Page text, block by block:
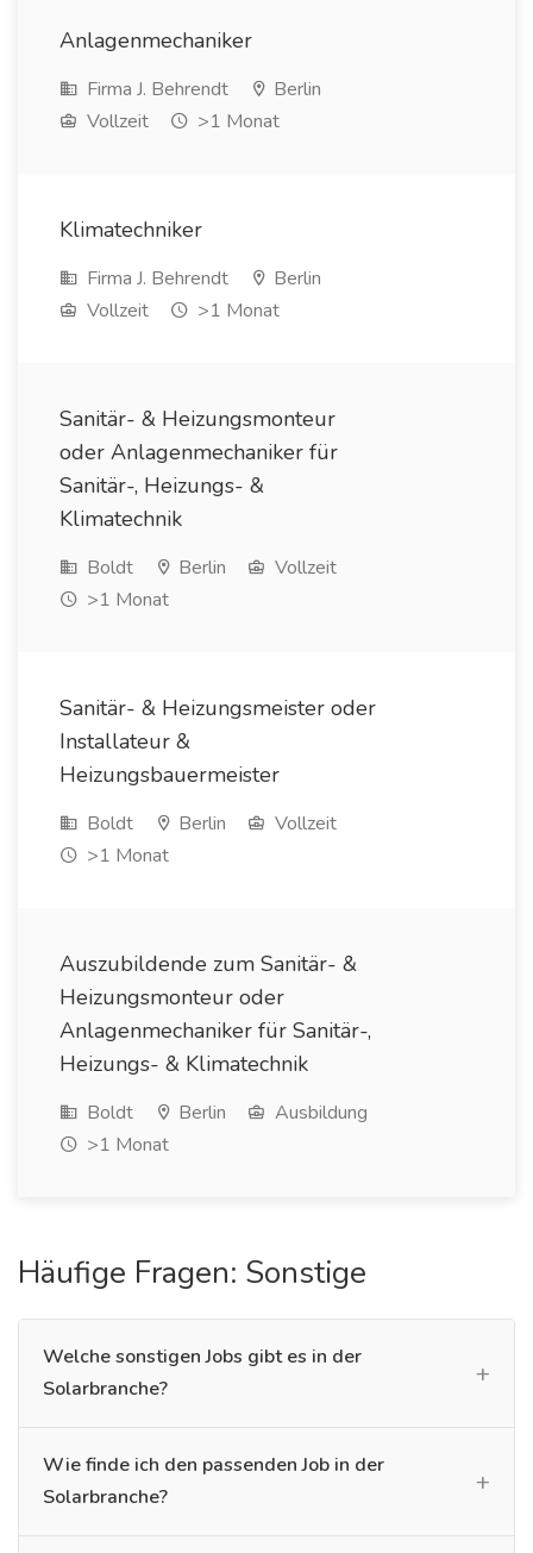
Anlagenmechaniker
Firma J. Behrendt
Berlin
Vollzeit
>1 Monat
Klimatechniker
Firma J. Behrendt
Berlin
Vollzeit
>1 Monat
Sanitär- & Heizungsmonteur
oder Anlagenmechaniker für
Sanitär-, Heizungs- &
Klimatechnik
Boldt Berlin
Vollzeit
>1 Monat
Sanitär- & Heizungsmeister oder
Installateur &
Heizungsbauermeister
Boldt Berlin
Vollzeit
>1 Monat
Auszubildende zum Sanitär- &
Heizungsmonteur oder
Anlagenmechaniker für Sanitär-,
Heizungs- & Klimatechnik
Boldt Berlin
Ausbildung
>1 Monat
Häufige Fragen: Sonstige
Welche sonstigen Jobs gibt es in der
Solarbranche?
Wie finde ich den passenden Job in der
Solarbranche?